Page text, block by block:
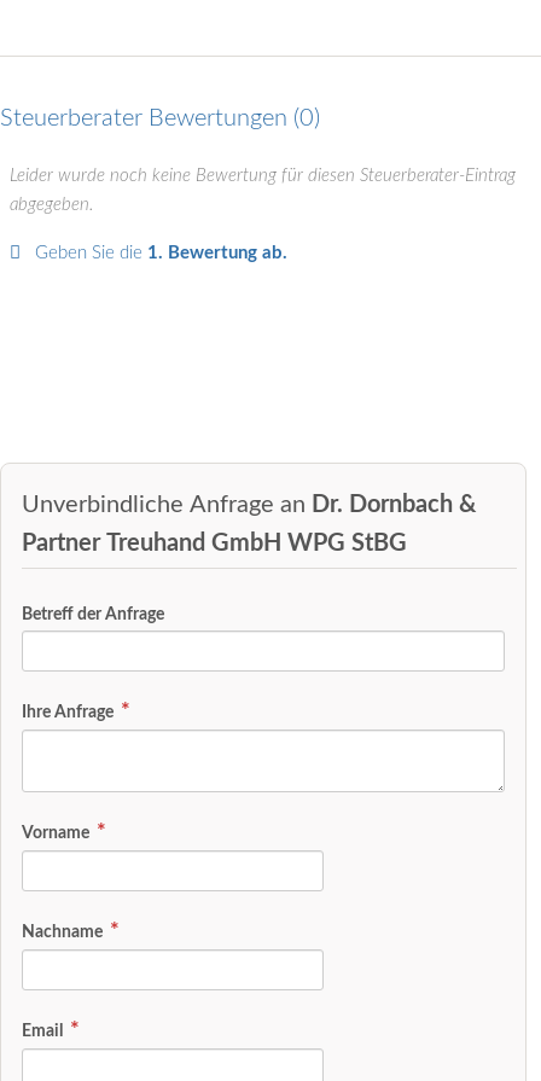
Steuerberater Bewertungen 0
Leider wurde noch keine Bewertung für diesen Steuerberater-Eintrag
abgegeben.
Geben Sie die 1. Bewertung ab.
Unverbindliche Anfrage an Dr. Dornbach &
Partner Treuhand GmbH WPG StBG
Betreff der Anfrage
Ihre Anfrage
Vorname
Nachname
Email